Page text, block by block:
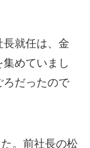
就任は、金
めていまし
ろだったので
。前社長の松